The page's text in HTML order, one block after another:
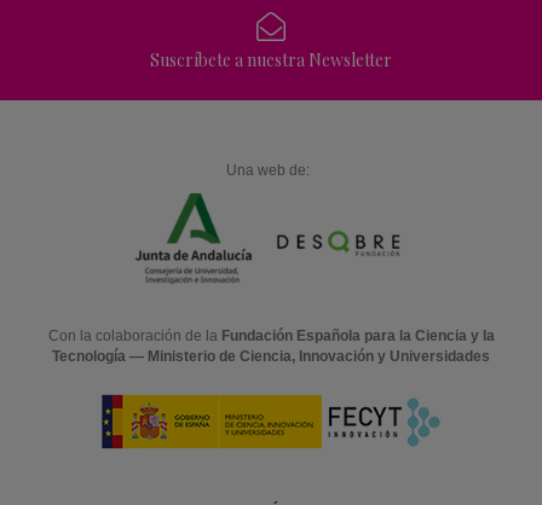
Suscríbete a nuestra Newsletter
Una web de:
Con la colaboración de la Fundación Española para la Ciencia y la
Tecnología — Ministerio de Ciencia, Innovación y Universidades